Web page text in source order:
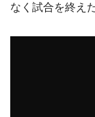
なく試合を終えた